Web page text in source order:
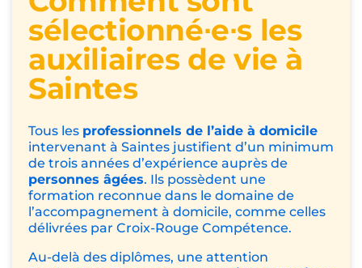
sélectionné∙e∙s les
auxiliaires de vie à
Saintes
Tous les professionnels de l’aide à domicile
intervenant à Saintes justifient d’un minimum
de trois années d’expérience auprès de
personnes âgées. Ils possèdent une
formation reconnue dans le domaine de
l’accompagnement à domicile, comme celles
délivrées par Croix-Rouge Compétence.
Au-delà des diplômes, une attention